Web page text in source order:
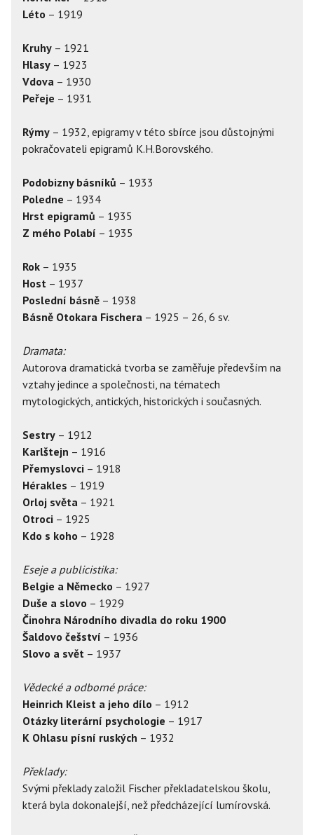
Léto – 1919
Kruhy – 1921
Hlasy – 1923
Vdova – 1930
Peřeje – 1931
Rýmy – 1932, epigramy v této sbírce jsou důstojnými
pokračovateli epigramů K.H.Borovského.
Podobizny básníků – 1933
Poledne – 1934
Hrst epigramů – 1935
Z mého Polabí – 1935
Rok – 1935
Host – 1937
Poslední básně – 1938
Básně Otokara Fischera – 1925 – 26, 6 sv.
Dramata:
Autorova dramatická tvorba se zaměřuje především na
vztahy jedince a společnosti, na tématech
mytologických, antických, historických i současných.
Sestry – 1912
Karlštejn – 1916
Přemyslovci – 1918
Hérakles – 1919
Orloj světa – 1921
Otroci – 1925
Kdo s koho – 1928
Eseje a publicistika:
Belgie a Německo – 1927
Duše a slovo – 1929
Činohra Národního divadla do roku 1900
Šaldovo češství – 1936
Slovo a svět – 1937
Vědecké a odborné práce:
Heinrich Kleist a jeho dílo – 1912
Otázky literární psychologie – 1917
K Ohlasu písní ruských – 1932
Překlady:
Svými překlady založil Fischer překladatelskou školu,
která byla dokonalejší, než předcházející lumírovská.